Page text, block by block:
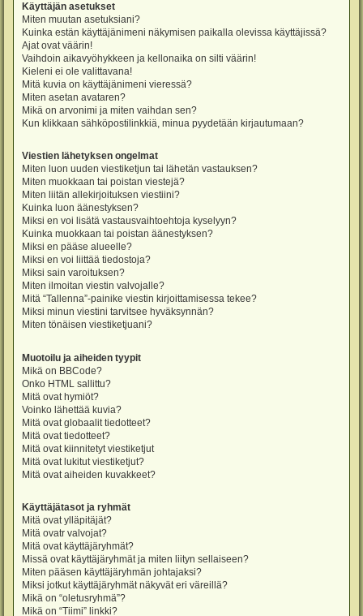
Käyttäjän asetukset
Miten muutan asetuksiani?
Kuinka estän käyttäjänimeni näkymisen paikalla olevissa käyttäjissä?
Ajat ovat väärin!
Vaihdoin aikavyöhykkeen ja kellonaika on silti väärin!
Kieleni ei ole valittavana!
Mitä kuvia on käyttäjänimeni vieressä?
Miten asetan avataren?
Mikä on arvonimi ja miten vaihdan sen?
Kun klikkaan sähköpostilinkkiä, minua pyydetään kirjautumaan?
Viestien lähetyksen ongelmat
Miten luon uuden viestiketjun tai lähetän vastauksen?
Miten muokkaan tai poistan viestejä?
Miten liitän allekirjoituksen viestiini?
Kuinka luon äänestyksen?
Miksi en voi lisätä vastausvaihtoehtoja kyselyyn?
Kuinka muokkaan tai poistan äänestyksen?
Miksi en pääse alueelle?
Miksi en voi liittää tiedostoja?
Miksi sain varoituksen?
Miten ilmoitan viestin valvojalle?
Mitä “Tallenna”-painike viestin kirjoittamisessa tekee?
Miksi minun viestini tarvitsee hyväksynnän?
Miten tönäisen viestiketjuani?
Muotoilu ja aiheiden tyypit
Mikä on BBCode?
Onko HTML sallittu?
Mitä ovat hymiöt?
Voinko lähettää kuvia?
Mitä ovat globaalit tiedotteet?
Mitä ovat tiedotteet?
Mitä ovat kiinnitetyt viestiketjut
Mitä ovat lukitut viestiketjut?
Mitä ovat aiheiden kuvakkeet?
Käyttäjätasot ja ryhmät
Mitä ovat ylläpitäjät?
Mitä ovatr valvojat?
Mitä ovat käyttäjäryhmät?
Missä ovat käyttäjäryhmät ja miten liityn sellaiseen?
Miten pääsen käyttäjäryhmän johtajaksi?
Miksi jotkut käyttäjäryhmät näkyvät eri väreillä?
Mikä on “oletusryhmä”?
Mikä on “Tiimi” linkki?